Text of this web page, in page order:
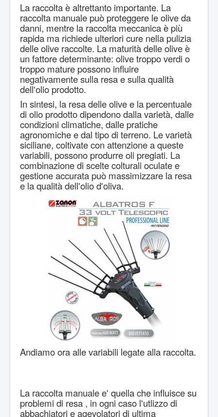
La raccolta è altrettanto importante. La
raccolta manuale può proteggere le olive da
danni, mentre la raccolta meccanica è più
rapida ma richiede ulteriori cure nella pulizia
delle olive raccolte. La maturità delle olive è
un fattore determinante: olive troppo verdi o
troppo mature possono influire
negativamente sulla resa e sulla qualità
dell'olio prodotto.
In sintesi, la resa delle olive e la percentuale
di olio prodotto dipendono dalla varietà, dalle
condizioni climatiche, dalle pratiche
agronomiche e dal tipo di terreno. Le varietà
siciliane, coltivate con attenzione a queste
variabili, possono produrre oli pregiati. La
combinazione di scelte colturali oculate e
gestione accurata può massimizzare la resa
e la qualità dell'olio d'oliva.
Andiamo ora alle variabili legate alla raccolta.
La raccolta manuale e' quella che influisce su
problemi di resa , in ogni caso l'utlizzo di
abbachiatori e agevolatori di ultima